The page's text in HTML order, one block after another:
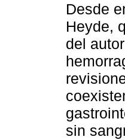
Desde
Heyde,
del
sin